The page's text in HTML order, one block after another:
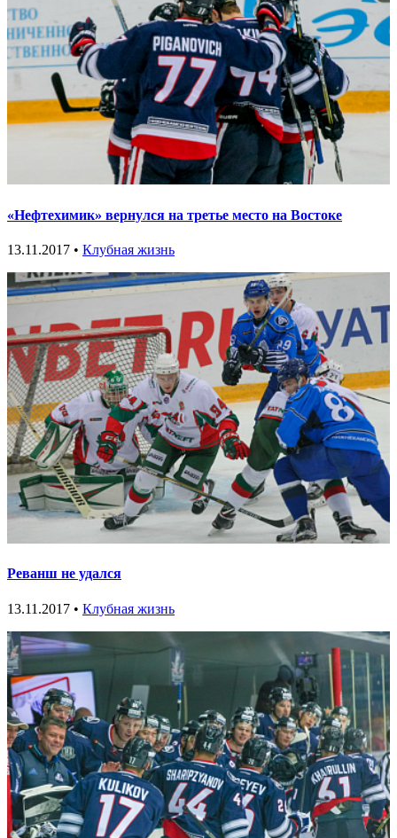
«Нефтехимик» вернулся на третье место на Востоке
13.11.2017 • Клубная жизнь
Реванш не удался
13.11.2017 • Клубная жизнь